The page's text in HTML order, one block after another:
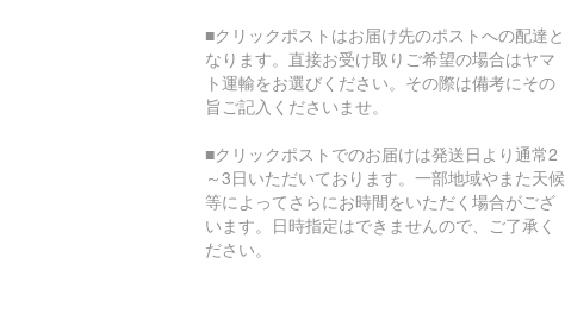
■クリックポストはお届け先のポストへの配達と
なります。直接お受け取りご希望の場合はヤマ
ト運輸をお選びください。その際は備考にその
旨ご記入くださいませ。
■クリックポストでのお届けは発送日より通常2
～3日いただいております。一部地域やまた天候
等によってさらにお時間をいただく場合がござ
います。日時指定はできませんので、ご了承く
ださい。